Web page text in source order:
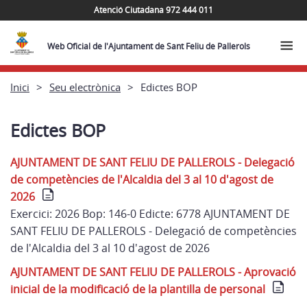
Atenció Ciutadana 972 444 011
Web Oficial de l'Ajuntament de Sant Feliu de Pallerols
Inici Seu electrònica Edictes BOP
Edictes BOP
AJUNTAMENT DE SANT FELIU DE PALLEROLS - Delegació
de competències de l'Alcaldia del 3 al 10 d'agost de
2026
Exercici: 2026 Bop: 146-0 Edicte: 6778 AJUNTAMENT DE
SANT FELIU DE PALLEROLS - Delegació de competències
de l'Alcaldia del 3 al 10 d'agost de 2026
AJUNTAMENT DE SANT FELIU DE PALLEROLS - Aprovació
inicial de la modificació de la plantilla de personal